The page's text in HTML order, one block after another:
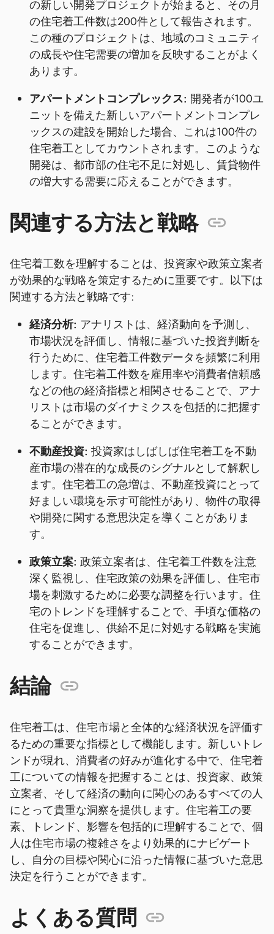
の新しい開発プロジェクトが始まると、その月
の住宅着工件数は200件として報告されます。
この種のプロジェクトは、地域のコミュニティ
の成長や住宅需要の増加を反映することがよく
あります。
アパートメントコンプレックス: 開発者が100ユ
ニットを備えた新しいアパートメントコンプレ
ックスの建設を開始した場合、これは100件の
住宅着工としてカウントされます。このような
開発は、都市部の住宅不足に対処し、賃貸物件
の増大する需要に応えることができます。
関連する方法と戦略
住宅着工数を理解することは、投資家や政策立案者
が効果的な戦略を策定するために重要です。以下は
関連する方法と戦略です:
経済分析: アナリストは、経済動向を予測し、
市場状況を評価し、情報に基づいた投資判断を
行うために、住宅着工件数データを頻繁に利用
します。住宅着工件数を雇用率や消費者信頼感
などの他の経済指標と相関させることで、アナ
リストは市場のダイナミクスを包括的に把握す
ることができます。
不動産投資: 投資家はしばしば住宅着工を不動
産市場の潜在的な成長のシグナルとして解釈し
ます。住宅着工の急増は、不動産投資にとって
好ましい環境を示す可能性があり、物件の取得
や開発に関する意思決定を導くことがありま
す。
政策立案: 政策立案者は、住宅着工件数を注意
深く監視し、住宅政策の効果を評価し、住宅市
場を刺激するために必要な調整を行います。住
宅のトレンドを理解することで、手頃な価格の
住宅を促進し、供給不足に対処する戦略を実施
することができます。
結論
住宅着工は、住宅市場と全体的な経済状況を評価す
るための重要な指標として機能します。新しいトレ
ンドが現れ、消費者の好みが進化する中で、住宅着
工についての情報を把握することは、投資家、政策
立案者、そして経済の動向に関心のあるすべての人
にとって貴重な洞察を提供します。住宅着工の要
素、トレンド、影響を包括的に理解することで、個
人は住宅市場の複雑さをより効果的にナビゲート
し、自分の目標や関心に沿った情報に基づいた意思
決定を行うことができます。
よくある質問